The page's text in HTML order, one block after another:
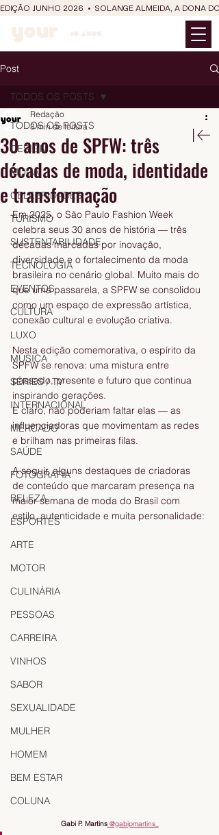
EDIÇÃO JUNHO 2026  •  SOLANGE ALMEIDA, A DONA
Post
TODOS OS POSTS
DESIGN
MODA
CELEBRIDADES
TURISMO
SUSTENTABILIDADE
TECNOLOGIA
EVENTOS
CULTURA
LUXO
MÚSICA
SÉRIES / TV
INTERNACIONAL
MERCADO
SAÚDE
FOTOGRAFIA
BELEZA
ESPORTES
ARTE
MOTOR
CULINÁRIA
PESSOAS
CARREIRA
VINHOS
SABOR
SEXUALIDADE
MULHER
HOMEM
BEM ESTAR
COLUNA
TODOS OS POSTS
30 anos de SPFW: três
décadas de moda, identidade
e transformação
Redação
3 min de leitura
Em 2025, o São Paulo Fashion Week
celebra seus 30 anos de história — três
décadas marcadas por inovação,
diversidade e o fortalecimento da moda
brasileira no cenário global. Muito mais do
que uma passarela, a SPFW se consolidou
como um espaço de expressão artística,
conexão cultural e evolução criativa.
Nesta edição comemorativa, o espírito da
SPFW se renova: uma mistura entre
passado, presente e futuro que continua
inspirando gerações.
E claro, não poderiam faltar elas — as
influenciadoras que movimentam as redes
e brilham nas primeiras filas.
A seguir, alguns destaques de criadoras
de conteúdo que marcaram presença na
maior semana de moda do Brasil com
estilo, autenticidade e muita personalidade:
Gabi P. Martins @gabipmartins_